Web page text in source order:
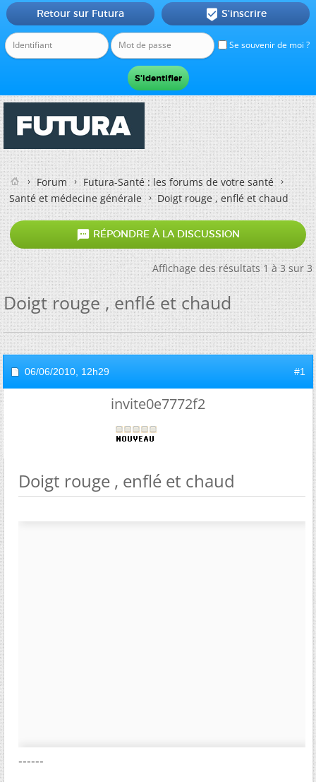
Se souvenir de moi ?
Retour sur Futura  S'inscrire
Forum
Futura-Santé : les forums de votre santé
Santé et médecine générale
Doigt rouge , enflé et chaud
 RÉPONDRE À LA DISCUSSION
Affichage des résultats 1 à 3 sur 3
Doigt rouge , enflé et chaud
06/06/2010, 12h29 #1
invite0e7772f2
Doigt rouge , enflé et chaud
------